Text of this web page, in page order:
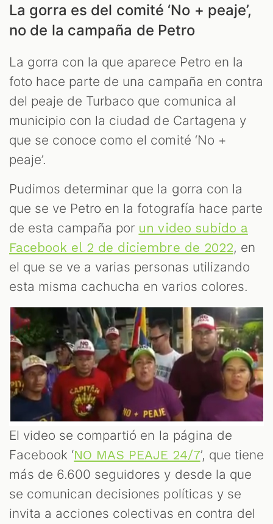
La gorra es del comité ‘No + peaje’,
no de la campaña de Petro
La gorra con la que aparece Petro en la
foto hace parte de una campaña en contra
del peaje de Turbaco que comunica al
municipio con la ciudad de Cartagena y
que se conoce como el comité ‘No +
peaje’.
Pudimos determinar que la gorra con la
que se ve Petro en la fotografía hace parte
de esta campaña por un video subido a
Facebook el 2 de diciembre de 2022, en
el que se ve a varias personas utilizando
esta misma cachucha en varios colores.
El video se compartió en la página de
Facebook ‘NO MAS PEAJE 24/7’, que tiene
más de 6.600 seguidores y desde la que
se comunican decisiones políticas y se
invita a acciones colectivas en contra del